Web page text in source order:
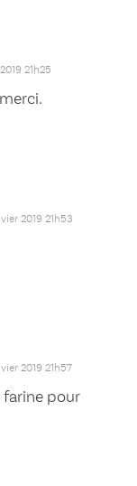
21h25
2019 21h53
2019 21h57
farine pour